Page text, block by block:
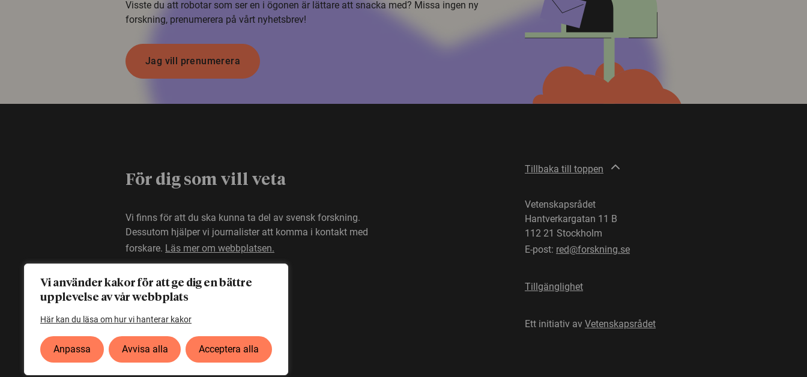
Vi använder kakor för att ge dig en bättre
upplevelse av vår webbplats
Här kan du läsa om hur vi hanterar kakor
Anpassa Avvisa alla Acceptera alla
Visste du att robotar som ser en i ögonen är lättare att snacka med? Missa ingen ny
forskning, prenumerera på vårt nyhetsbrev!
Jag vill prenumerera
För dig som vill veta
Vi finns för att du ska kunna ta del av svensk forskning.
Dessutom hjälper vi journalister att komma i kontakt med
forskare. Läs mer om webbplatsen.
Tillbaka till toppen
Vetenskapsrådet
Hantverkargatan 11 B
112 21 Stockholm
E-post: red@forskning.se
Tillgänglighet
Ett initiativ av Vetenskapsrådet